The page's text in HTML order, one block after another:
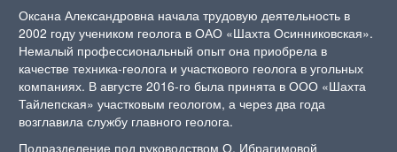
Оксана Александровна начала трудовую деятельность в
2002 году учеником геолога в ОАО «Шахта Осинниковская».
Немалый профессиональный опыт она приобрела в
качестве техника-геолога и участкового геолога в угольных
компаниях. В августе 2016-го была принята в ООО «Шахта
Тайлепская» участковым геологом, а через два года
возглавила службу главного геолога.
Подразделение под руководством О. Ибрагимовой